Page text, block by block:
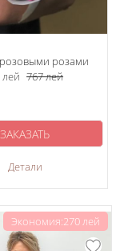
розовыми розами
лей 767лей
Детали
ЗАКАЗАТЬ
Экономия:270 лей